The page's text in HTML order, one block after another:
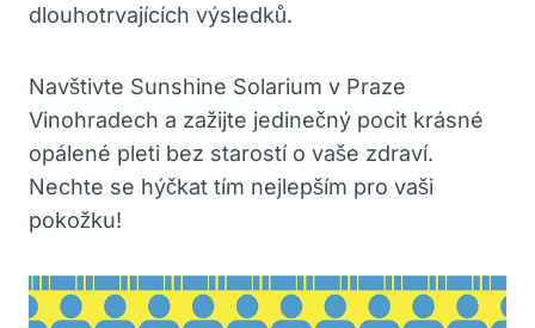
dlouhotrvajících výsledků.
Navštivte Sunshine Solarium v Praze
‌Vinohradech a zažijte jedinečný pocit krásné
opálené pleti bez starostí​ o ⁢vaše zdraví.
Nechte se hýčkat tím nejlepším pro ⁤vaši
⁢pokožku!